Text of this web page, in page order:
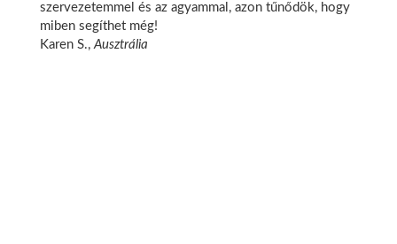
szervezetemmel és az agyammal, azon tűnődök, hogy
miben segíthet még!
Karen S., Ausztrália